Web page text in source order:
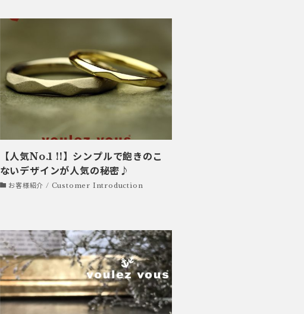
【人気No.1 !!】シンプルで飽きのこ
ないデザインが人気の秘密♪
お客様紹介 / Customer Introduction